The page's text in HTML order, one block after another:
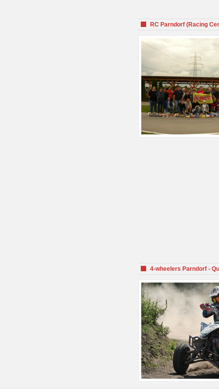
RC Parndorf (Racing
4-wheelers Parndorf -